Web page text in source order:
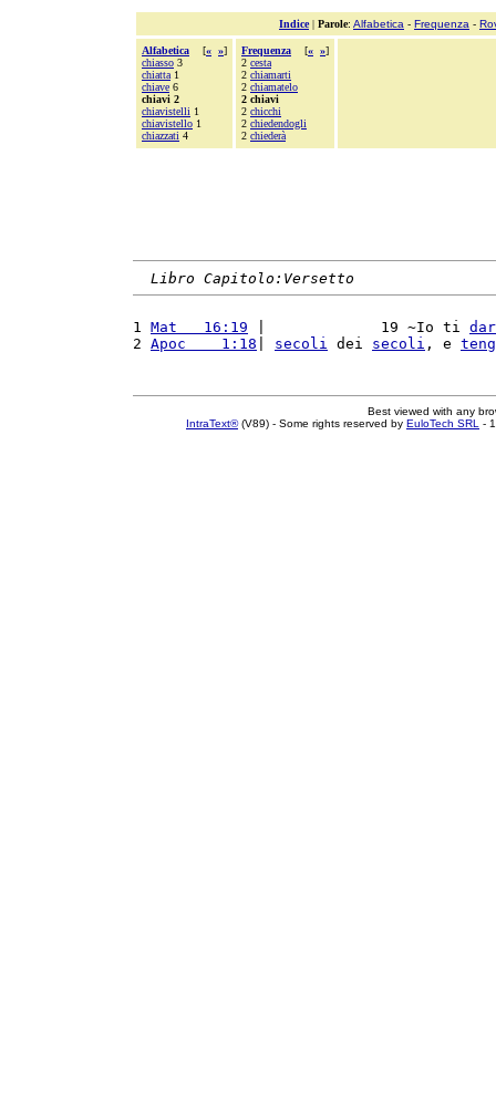
Indice| Parole: Alfabetica - Frequenza -
Alfabetica [« »]
chiasso 3
chiatta 1
chiave 6
chiavi 2
chiavistelli 1
chiavistello 1
chiazzati 4
Frequenza [« »]
2 cesta
2 chiamarti
2 chiamatelo
2 chiavi
2 chicchi
2 chiedendogli
2 chiederà
Libro Capitolo:Versetto
1 Mat   16:19 |             19 ~Io ti
2 Apoc    1:18 secoli dei secoli , e
Best viewed with any
IntraText®(V89) - Some rights reserved by EuloTech SRL -